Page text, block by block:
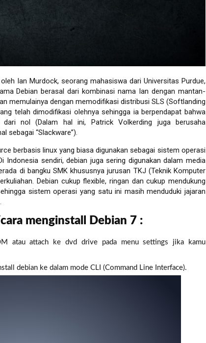
Ian Murdock, seorang mahasiswa dari Universitas Purdue,
Debian berasal dari kombinasi nama Ian dengan mantan-
memulainya dengan memodifikasi distribusi SLS (Softlanding
telah dimodifikasi olehnya sehingga ia berpendapat bahwa
nol (Dalam hal ini, Patrick Volkerding juga berusaha
sebagai “Slackware”).
berbasis linux yang biasa digunakan sebagai sistem operasi
Indonesia sendiri, debian juga sering digunakan dalam media
di bangku SMK khususnya jurusan TKJ (Teknik Komputer
Debian cukup flexible, ringan dan cukup mendukung
sistem operasi yang satu ini masih menduduki jajaran
menginstall Debian 7 :
atau attach ke dvd drive pada menu settings jika kamu
debian ke dalam mode CLI (Command Line Interface).